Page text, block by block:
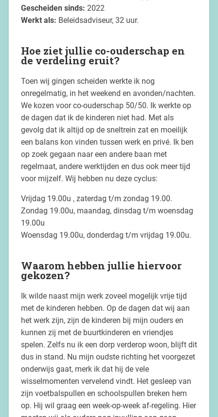
Gescheiden sinds: 2022
Werkt als: Beleidsadviseur, 32 uur.
Hoe ziet jullie co-ouderschap en
de verdeling eruit?
Toen wij gingen scheiden werkte ik nog
onregelmatig, in het weekend en avonden/nachten.
We kozen voor co-ouderschap 50/50. Ik werkte op
de dagen dat ik de kinderen niet had. Met als
gevolg dat ik altijd op de sneltrein zat en moeilijk
een balans kon vinden tussen werk en privé. Ik ben
op zoek gegaan naar een andere baan met
regelmaat, andere werktijden en dus ook meer tijd
voor mijzelf. Wij hebben nu deze cyclus:
Vrijdag 19.00u , zaterdag t/m zondag 19.00.
Zondag 19.00u, maandag, dinsdag t/m woensdag
19.00u
Woensdag 19.00u, donderdag t/m vrijdag 19.00u.
Waarom hebben jullie hiervoor
gekozen?
Ik wilde naast mijn werk zoveel mogelijk vrije tijd
met de kinderen hebben. Op de dagen dat wij aan
het werk zijn, zijn de kinderen bij mijn ouders en
kunnen zij met de buurtkinderen en vriendjes
spelen. Zelfs nu ik een dorp verderop woon, blijft dit
dus in stand. Nu mijn oudste richting het voorgezet
onderwijs gaat, merk ik dat hij de vele
wisselmomenten vervelend vindt. Het gesleep van
zijn voetbalspullen en schoolspullen breken hem
op. Hij wil graag een week-op-week af-regeling. Hier